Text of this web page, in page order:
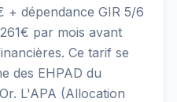
+ dépendance GIR 5/6
par mois avant
Ce tarif se
des EHPAD du
L'APA (Allocation